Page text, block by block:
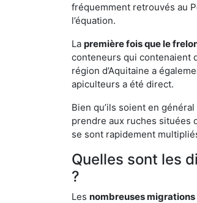
fréquemment retrouvés au
l’équation.
La première fois que le
conteneurs qui contenaient
région d’Aquitaine a
apiculteurs a été direct.
Bien qu’ils soient en
prendre aux ruches situées
se sont rapidement
Quelles sont les
?
Les nombreuses